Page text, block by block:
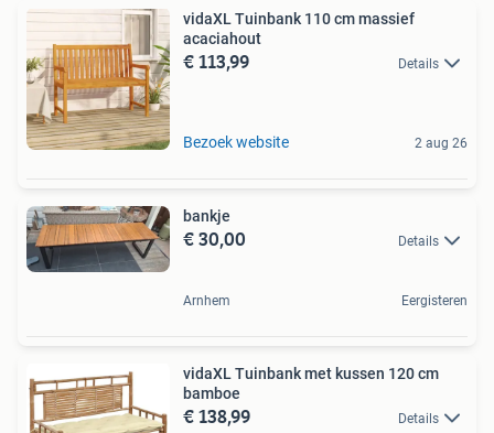
vidaXL Tuinbank 110 cm massief
acaciahout
€ 113,99 Details
Bezoek website 2 aug 26
bankje
€ 30,00 Details
Arnhem Eergisteren
vidaXL Tuinbank met kussen 120 cm
bamboe
€ 138,99 Details